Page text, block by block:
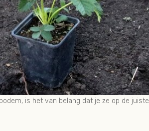
is het van belang dat je ze op de juiste